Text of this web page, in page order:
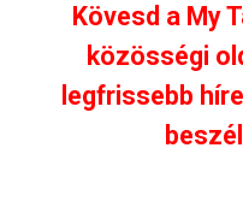
Kövesd a My
közösségi
legfrissebb